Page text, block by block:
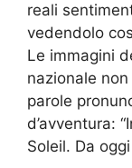
reali
vedendolo
Le immagini
nazionale
parole
d’avventura:
Soleil. Da